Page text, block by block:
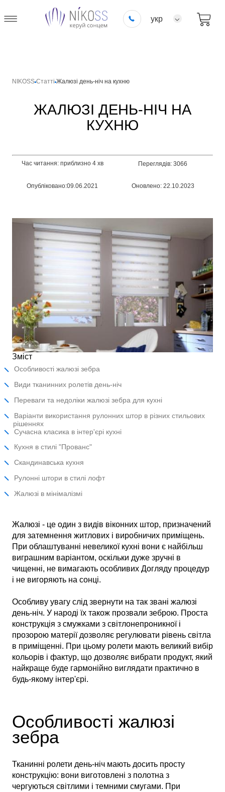
укр
NIKOSS Статті Жалюзі день-ніч на кухню
ЖАЛЮЗІ ДЕНЬ-НІЧ НА
КУХНЮ
Час читання: приблизно 4 хв Переглядів: 3066
Опубліковано:09.06.2021 Оновлено: 22.10.2023
Зміст
Особливості жалюзі зебра
Види тканинних ролетів день-ніч
Переваги та недоліки жалюзі зебра для кухні
Варіанти використання рулонних штор в різних стильових
рішеннях
Сучасна класика в інтер'єрі кухні
Кухня в стилі "Прованс"
Скандинавська кухня
Рулонні штори в стилі лофт
Жалюзі в мінімалізмі
Жалюзі - це один з видів віконних штор, призначений
для затемнення житлових і виробничих приміщень.
При облаштуванні невеликої кухні вони є найбільш
виграшним варіантом, оскільки дуже зручні в
чищенні, не вимагають особливих Догляду процедур
і не вигоряють на сонці.
Особливу увагу слід звернути на так звані жалюзі
день-ніч. У народі їх також прозвали зеброю. Проста
конструкція з смужками з світлонепроникної і
прозорою матерії дозволяє регулювати рівень світла
в приміщенні. При цьому ролети мають великий вибір
кольорів і фактур, що дозволяє вибрати продукт, який
найкраще буде гармонійно виглядати практично в
будь-якому інтер'єрі.
Особливості жалюзі
зебра
Тканинні ролети день-ніч мають досить просту
конструкцію: вони виготовлені з полотна з
чергуються світлими і темними смугами. При